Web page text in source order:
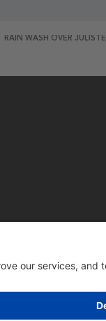
RAIN WASH OVER JULISTE